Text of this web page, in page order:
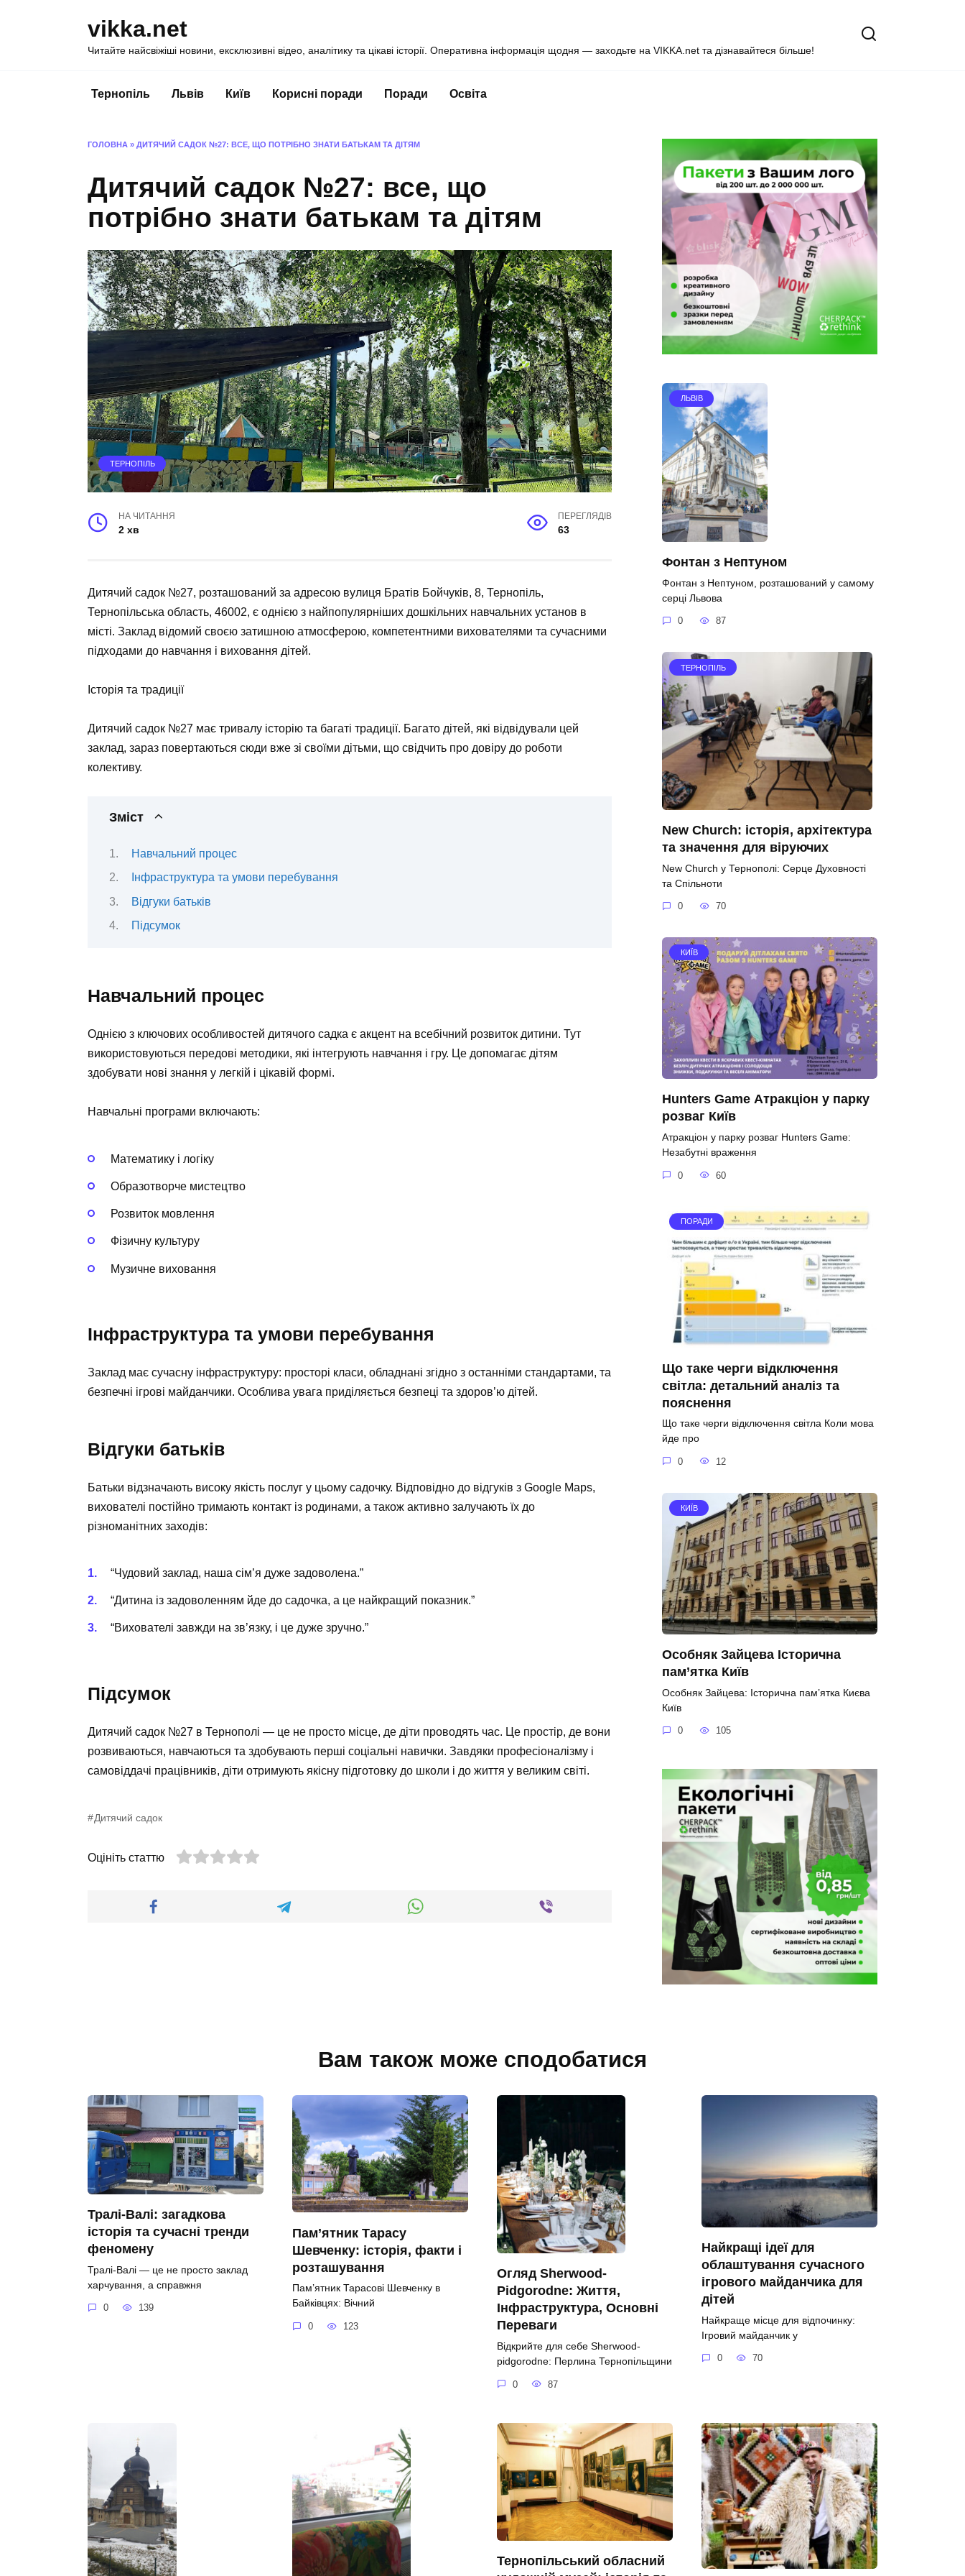
vikka.net
Читайте найсвіжіші новини, ексклюзивні відео, аналітику та цікаві історії. Оперативна інформація щодня — заходьте на VIKKA.net та дізнавайтеся більше!
Тернопіль Львів Київ Корисні поради Поради Освіта
ГОЛОВНА » ДИТЯЧИЙ САДОК №27: ВСЕ, ЩО ПОТРІБНО ЗНАТИ БАТЬКАМ ТА ДІТЯМ
Дитячий садок №27: все, що
потрібно знати батькам та дітям
ТЕРНОПІЛЬ
НА ЧИТАННЯ
2 хв
ПЕРЕГЛЯДІВ
63
Дитячий садок №27, розташований за адресою вулиця Братів Бойчуків, 8, Тернопіль,
Тернопільська область, 46002, є однією з найпопулярніших дошкільних навчальних установ в
місті. Заклад відомий своєю затишною атмосферою, компетентними вихователями та сучасними
підходами до навчання і виховання дітей.
Історія та традиції
Дитячий садок №27 має тривалу історію та багаті традиції. Багато дітей, які відвідували цей
заклад, зараз повертаються сюди вже зі своїми дітьми, що свідчить про довіру до роботи
колективу.
Зміст
Навчальний процес
Інфраструктура та умови перебування
Відгуки батьків
Підсумок
Навчальний процес
Однією з ключових особливостей дитячого садка є акцент на всебічний розвиток дитини. Тут
використовуються передові методики, які інтегрують навчання і гру. Це допомагає дітям
здобувати нові знання у легкій і цікавій формі.
Навчальні програми включають:
Математику і логіку
Образотворче мистецтво
Розвиток мовлення
Фізичну культуру
Музичне виховання
Інфраструктура та умови перебування
Заклад має сучасну інфраструктуру: просторі класи, обладнані згідно з останніми стандартами, та
безпечні ігрові майданчики. Особлива увага приділяється безпеці та здоров’ю дітей.
Відгуки батьків
Батьки відзначають високу якість послуг у цьому садочку. Відповідно до відгуків з Google Maps,
вихователі постійно тримають контакт із родинами, а також активно залучають їх до
різноманітних заходів:
“Чудовий заклад, наша сім’я дуже задоволена.”
“Дитина із задоволенням йде до садочка, а це найкращий показник.”
“Вихователі завжди на зв’язку, і це дуже зручно.”
Підсумок
Дитячий садок №27 в Тернополі — це не просто місце, де діти проводять час. Це простір, де вони
розвиваються, навчаються та здобувають перші соціальні навички. Завдяки професіоналізму і
самовіддачі працівників, діти отримують якісну підготовку до школи і до життя у великим світі.
Дитячий садок
Оцініть статтю
ЛЬВІВ
Фонтан з Нептуном
Фонтан з Нептуном, розташований у самому
серці Львова
0 87
ТЕРНОПІЛЬ
New Church: історія, архітектура
та значення для віруючих
New Church у Тернополі: Серце Духовності
та Спільноти
0 70
КИЇВ
Hunters Game Атракціон у парку
розваг Київ
Атракціон у парку розваг Hunters Game:
Незабутні враження
0 60
ПОРАДИ
Що таке черги відключення
світла: детальний аналіз та
пояснення
Що таке черги відключення світла Коли мова
йде про
0 12
КИЇВ
Особняк Зайцева Історична
пам’ятка Київ
Особняк Зайцева: Історична пам’ятка Києва
Київ
0 105
Вам також може сподобатися
Тралі-Валі: загадкова
історія та сучасні тренди
феномену
Тралі-Валі — це не просто заклад
харчування, а справжня
0 139
Пам’ятник Тарасу
Шевченку: історія, факти і
розташування
Пам’ятник Тарасові Шевченку в
Байківцях: Вічний
0 123
Огляд Sherwood-
Pidgorodne: Життя,
Інфраструктура, Основні
Переваги
Відкрийте для себе Sherwood-
pidgorodne: Перлина Тернопільщини
0 87
Найкращі ідеї для
облаштування сучасного
ігрового майданчика для
дітей
Найкраще місце для відпочинку:
Ігровий майданчик у
0 70
Тернопільський обласний